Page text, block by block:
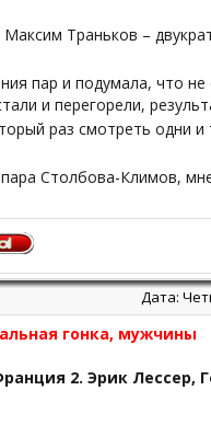
Траньков –
пар и подумала, что
и перегорели,
раз смотреть одни и
Столбова-Климов,
Дата:
гонка, мужчины
2. Эрик Лессер,